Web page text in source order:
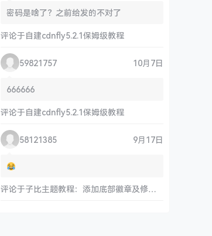
密码是啥了？之前给发的不对了
评论于自建cdnfly5.2.1保姆级教程
59821757 10月7日
666666
评论于自建cdnfly5.2.1保姆级教程
58121385 9月17日
评论于子比主题教程：添加底部徽章及修改链接和运行时间